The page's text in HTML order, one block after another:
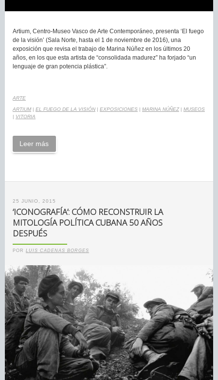
Artium, Centro-Museo Vasco de Arte Contemporáneo, presenta ‘El fuego
de la visión’ (Sala Norte, hasta el 1 de noviembre de 2016), una
exposición que revisa el trabajo de Marina Núñez en los últimos 20
años, en los que esta artista de “consolidada madurez” ha forjado “un
lenguaje de gran potencia plástica”.
ARTE
ARTIUM | EL FUEGO DE LA VISIÓN | EXPOSICIONES | MARINA NÚÑEZ| MUSEOS
| VITORIA
Leer más
25 JUNIO, 2015
‘ICONOGRAFÍA’: CÓMO RECONSTRUIR LA
MITOLOGÍA POLÍTICA CUBANA 50 AÑOS
DESPUÉS
POR LUIS CADENAS BORGES